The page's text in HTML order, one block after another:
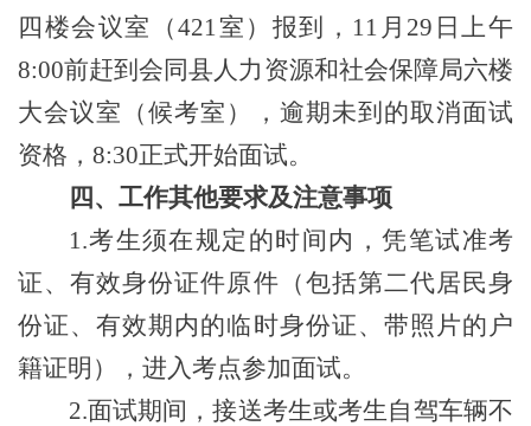
四楼会议室 （421 室）报到， 11 月 29 日上午
8:00前赶到会同县人力资源和社会保障局六楼
大会议室 （候考室 ）
，逾期未到的取消面试
资格， 8:30正式开始面试。
四 、工作其他要求及注意事项
1 .考生须在规定的时间内，凭笔试准考
证、有效身份证件原件（包括第二代居民身
份证、有效期内的临时身份证、带照片的户
籍证明），进入考点参加面试。
2.面试期间，接送考生或考生自驾车辆不